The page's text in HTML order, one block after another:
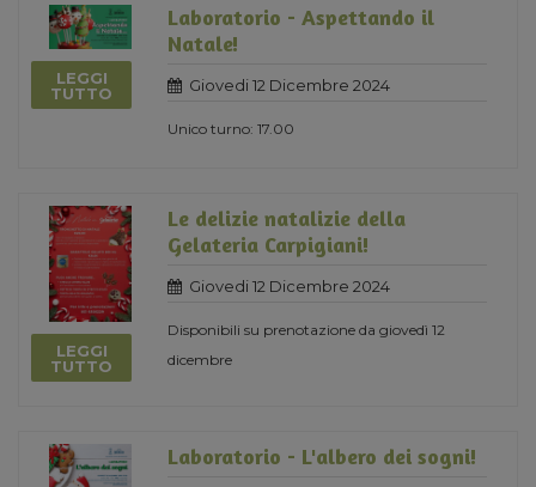
LEGGI
TUTTO
Laboratorio - Aspettando il
Natale!
Giovedi 12 Dicembre 2024
Unico turno: 17.00
LEGGI
TUTTO
Le delizie natalizie della
Gelateria Carpigiani!
Giovedi 12 Dicembre 2024
Disponibili su prenotazione da giovedì 12
dicembre
Laboratorio - L'albero dei sogni!